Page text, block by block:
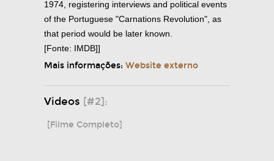
1974, registering interviews and political events
of the Portuguese "Carnations Revolution", as
that period would be later known.
[Fonte: IMDB]]
Mais informações: Website externo
Videos [#2]:
[Filme Completo]